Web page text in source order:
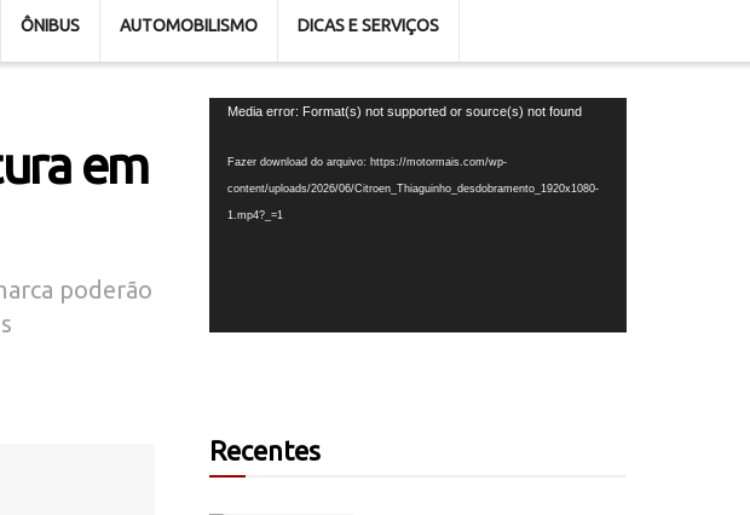
ÔNIBUS AUTOMOBILISMO DICAS E SERVIÇOS
em
poderão
Tocador
vídeo
Media error: Format(s) not supported or source(s) not found
Fazer download do arquivo: https://motormais.com/wp-
content/uploads/2026/06/Citroen_Thiaguinho_desdobramento_1920x1080-
1.mp4?_=1
Recentes